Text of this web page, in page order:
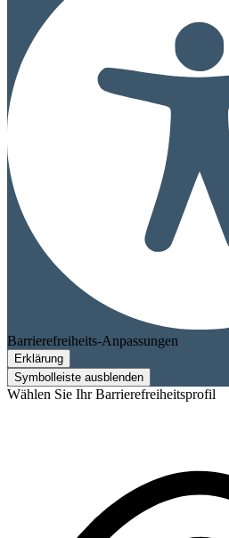
Barrierefreiheits-Anpassungen
Erklärung
Symbolleiste ausblenden
Wählen Sie Ihr Barrierefreiheitsprofil